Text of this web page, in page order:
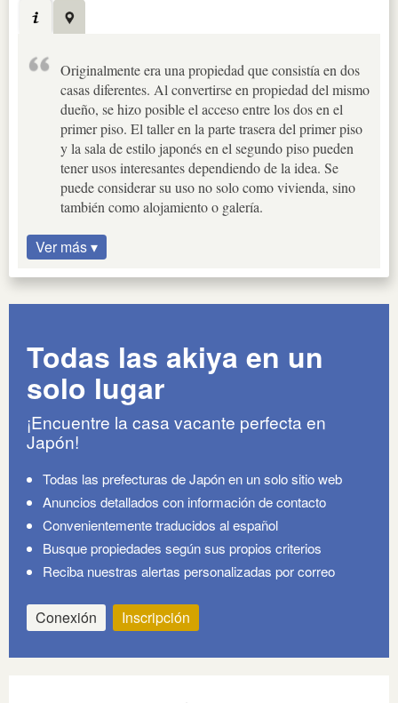
Originalmente era una propiedad que consistía en dos
casas diferentes. Al convertirse en propiedad del mismo
dueño, se hizo posible el acceso entre los dos en el
primer piso. El taller en la parte trasera del primer piso
y la sala de estilo japonés en el segundo piso pueden
tener usos interesantes dependiendo de la idea. Se
puede considerar su uso no solo como vivienda, sino
también como alojamiento o galería.
Ver más ▾
Todas las akiya en un
solo lugar
¡Encuentre la casa vacante perfecta en
Japón!
Todas las prefecturas de Japón en un solo sitio web
Anuncios detallados con información de contacto
Convenientemente traducidos al español
Busque propiedades según sus propios criterios
Reciba nuestras alertas personalizadas por correo
Conexión Inscripción